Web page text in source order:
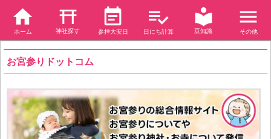
ホーム 神社探す 参拝大安日 日にち計算 豆知識 その他
お宮参りドットコム